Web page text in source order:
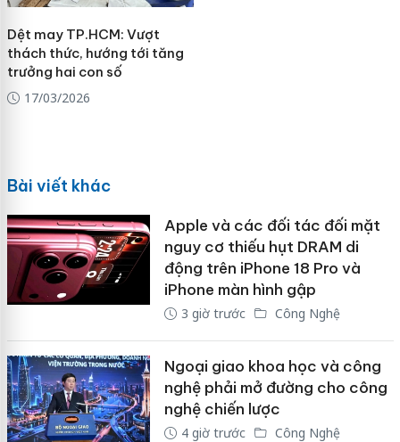
Dệt may TP.HCM: Vượt
thách thức, hướng tới tăng
trưởng hai con số
17/03/2026
Bài viết khác
Apple và các đối tác đối mặt
nguy cơ thiếu hụt DRAM di
động trên iPhone 18 Pro và
iPhone màn hình gập
3 giờ trước Công Nghệ
Ngoại giao khoa học và công
nghệ phải mở đường cho công
nghệ chiến lược
4 giờ trước Công Nghệ